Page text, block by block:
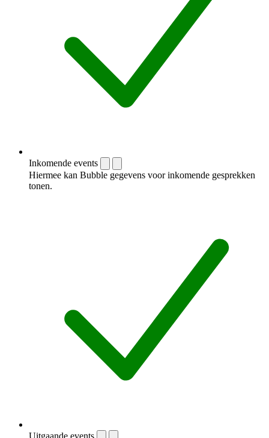
Inkomende events
Hiermee kan Bubble gegevens voor inkomende gesprekken
tonen.